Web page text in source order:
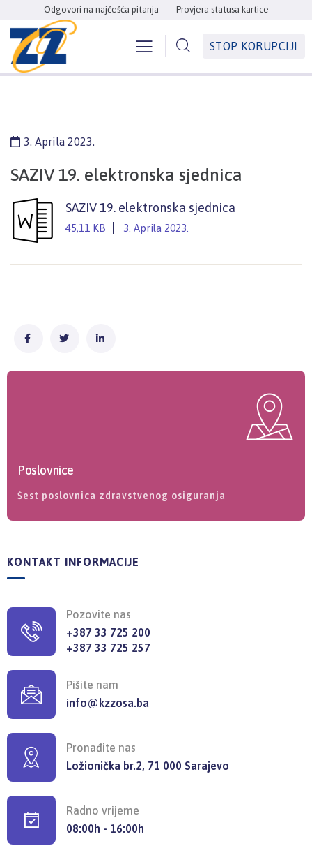
Odgovori na najčešća pitanja Provjera statusa kartice
STOP KORUPCIJI
3. Aprila 2023.
SAZIV 19. elektronska sjednica
SAZIV 19. elektronska sjednica
45,11 KB 3. Aprila 2023.
Poslovnice
Šest poslovnica zdravstvenog osiguranja
KONTAKT INFORMACIJE
Pozovite nas
+387 33 725 200
+387 33 725 257
Pišite nam
info@kzzosa.ba
Pronađite nas
Ložionička br.2, 71 000 Sarajevo
Radno vrijeme
08:00h - 16:00h